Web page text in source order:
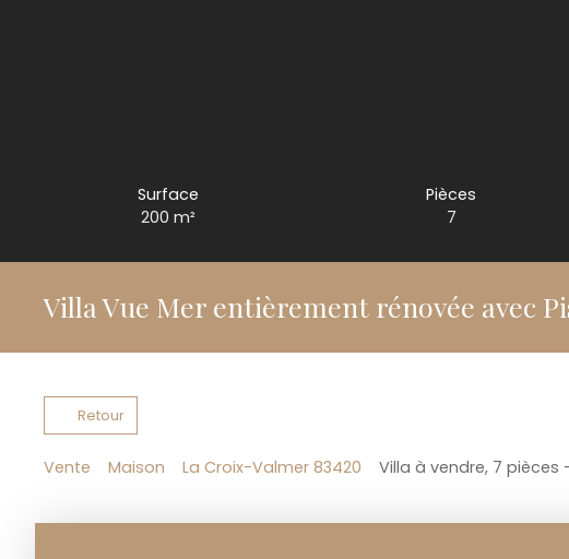
Surface
200 m²
Pièces
7
Villa Vue Mer entièrement rénovée avec
Retour
Vente Maison La Croix-Valmer 83420 Villa à vendre, 7 pièces